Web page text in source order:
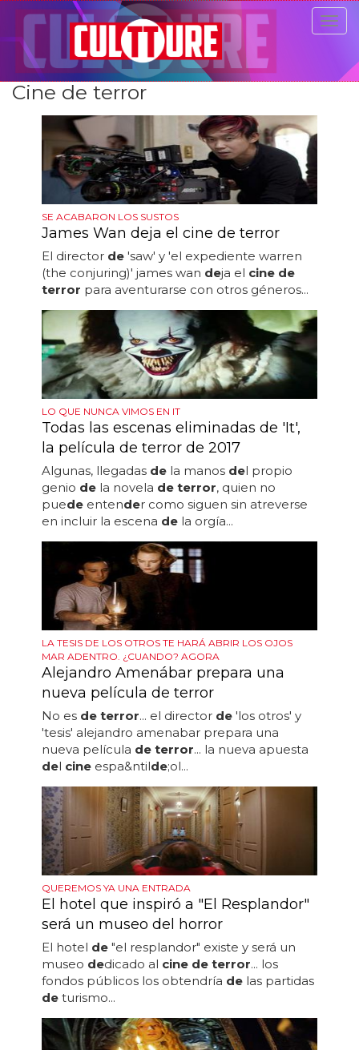
Cine de terror
SE ACABARON LOS SUSTOS
James Wan deja el cine de terror
El director de 'saw' y 'el expediente warren
(the conjuring)' james wan deja el cine de
terror para aventurarse con otros géneros...
LO QUE NUNCA VIMOS EN IT
Todas las escenas eliminadas de 'It',
la película de terror de 2017
Algunas, llegadas de la manos del propio
genio de la novela de terror, quien no
puede entender como siguen sin atreverse
en incluir la escena de la orgía...
LA TESIS DE LOS OTROS TE HARÁ ABRIR LOS OJOS
MAR ADENTRO. ¿CUANDO? AGORA
Alejandro Amenábar prepara una
nueva película de terror
No es de terror... el director de 'los otros' y
'tesis' alejandro amenabar prepara una
nueva película de terror... la nueva apuesta
del cine espa&ntilde;ol...
QUEREMOS YA UNA ENTRADA
El hotel que inspiró a "El Resplandor"
será un museo del horror
El hotel de "el resplandor" existe y será un
museo dedicado al cine de terror... los
fondos públicos los obtendría de las partidas
de turismo...